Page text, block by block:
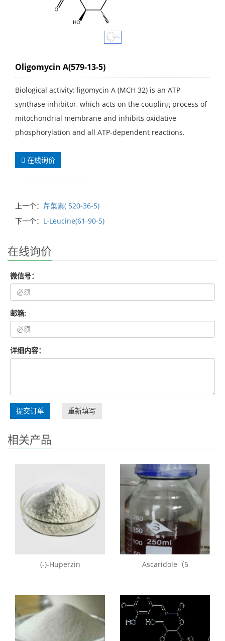
Oligomycin A(579-13-5)
Biological activity: ligomycin A (MCH 32) is an ATP
synthase inhibitor, which acts on the coupling process of
mitochondrial membrane and inhibits oxidative
phosphorylation and all ATP-dependent reactions.
在线询价
上一个： 芹菜素( 520-36-5)
下一个： L-Leucine(61-90-5)
在线询价
微信号：
邮箱:
详细内容：
提交订单 重新填写
相关产品
(-)-Huperzin Ascaridole（5